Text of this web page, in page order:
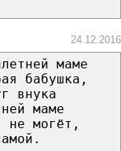
24.12.2016
маме
бабушка,
внука
маме
не могёт,